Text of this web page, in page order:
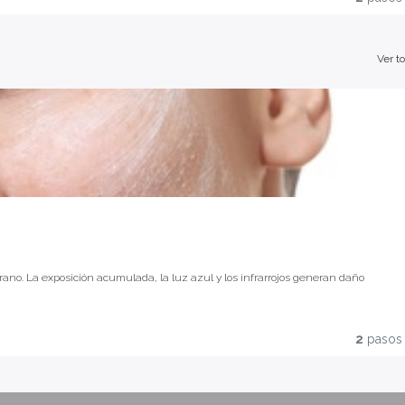
desde la hidratación profunda hasta la renovación celular y la protección
de elastina, degradación del colágeno y estrés oxidativo acumulado
Ver
La exposición acumulada, la luz azul y los infrarrojos generan daño
La protección solar no es el último paso de la rutina — es la base de
cómo la fotoprotección activa y la defensa antioxidante son los
2 pasos